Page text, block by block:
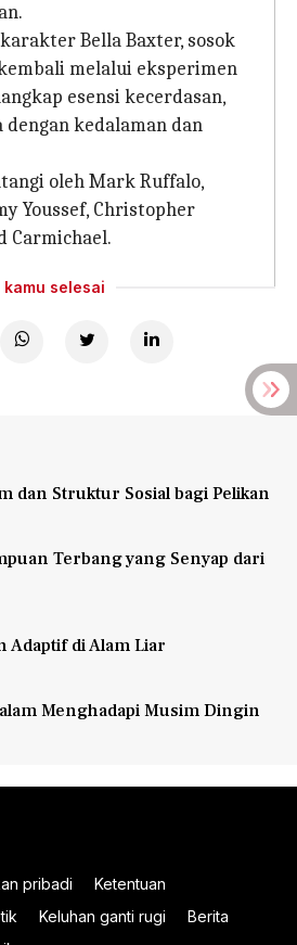
Bella Baxter, sosok
melalui eksperimen
esensi kecerdasan,
kedalaman dan
oleh Mark Ruffalo,
Youssef, Christopher
Carmichael.
kamu selesai
dan Struktur Sosial bagi Pelikan
Terbang yang Senyap dari
Adaptif di Alam Liar
Menghadapi Musim Dingin
pribadi
Ketentuan
Keluhan ganti rugi
Berita